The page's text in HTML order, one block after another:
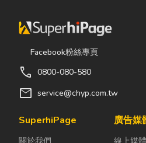
有三件事情如
果沒做好，最
容易發生嚴重
清「主力
牆」，盲目亂
陷： 這是老屋
逐漸成為寺
品。 近年來，
康與環保
Facebook粉絲專頁
call 0800-080-580
mail service@chyp.com.tw
SuperhiPage
關於我們
廣告媒
線上媒體